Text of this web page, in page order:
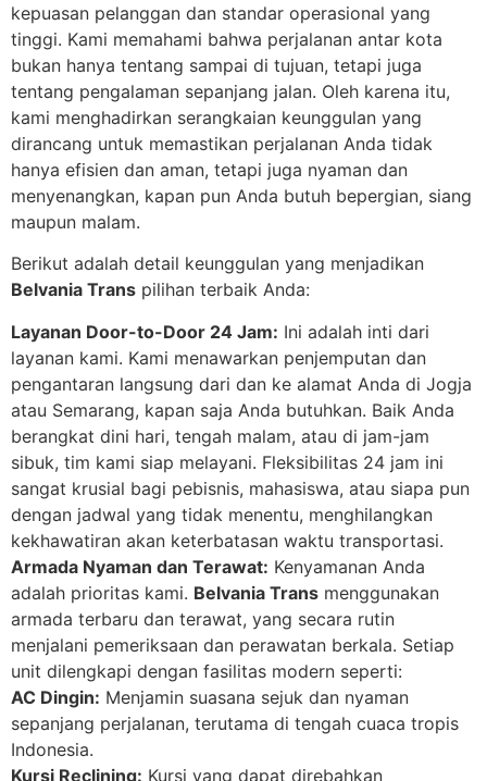
kepuasan pelanggan dan standar operasional yang
tinggi. Kami memahami bahwa perjalanan antar kota
bukan hanya tentang sampai di tujuan, tetapi juga
tentang pengalaman sepanjang jalan. Oleh karena itu,
kami menghadirkan serangkaian keunggulan yang
dirancang untuk memastikan perjalanan Anda tidak
hanya efisien dan aman, tetapi juga nyaman dan
menyenangkan, kapan pun Anda butuh bepergian, siang
maupun malam.
Berikut adalah detail keunggulan yang menjadikan
Belvania Trans pilihan terbaik Anda:
Layanan Door-to-Door 24 Jam: Ini adalah inti dari
layanan kami. Kami menawarkan penjemputan dan
pengantaran langsung dari dan ke alamat Anda di Jogja
atau Semarang, kapan saja Anda butuhkan. Baik Anda
berangkat dini hari, tengah malam, atau di jam-jam
sibuk, tim kami siap melayani. Fleksibilitas 24 jam ini
sangat krusial bagi pebisnis, mahasiswa, atau siapa pun
dengan jadwal yang tidak menentu, menghilangkan
kekhawatiran akan keterbatasan waktu transportasi.
Armada Nyaman dan Terawat: Kenyamanan Anda
adalah prioritas kami. Belvania Trans menggunakan
armada terbaru dan terawat, yang secara rutin
menjalani pemeriksaan dan perawatan berkala. Setiap
unit dilengkapi dengan fasilitas modern seperti:
AC Dingin: Menjamin suasana sejuk dan nyaman
sepanjang perjalanan, terutama di tengah cuaca tropis
Indonesia.
Kursi Reclining: Kursi yang dapat direbahkan